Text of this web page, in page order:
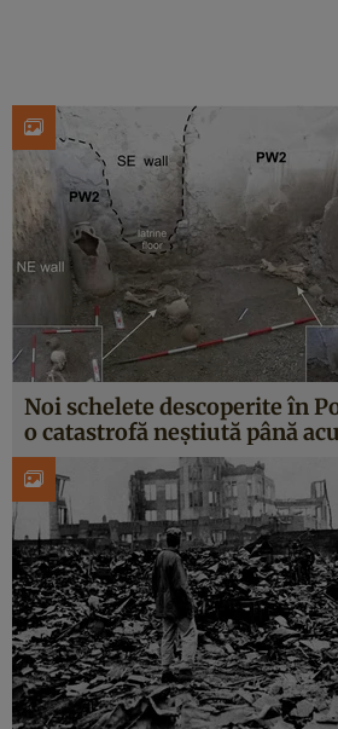
Noi schelete descoperite în
o catastrofă neștiută până